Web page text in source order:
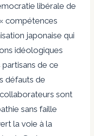
libérale de
compétences
japonaise qui
idéologiques
partisans de ce
défauts de
sont
sans faille
la voie à la